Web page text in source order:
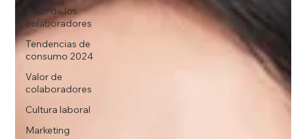
Valor de los
colaboradores
Tendencias de
consumo 2024
Valor de
colaboradores
Cultura laboral
Marketing